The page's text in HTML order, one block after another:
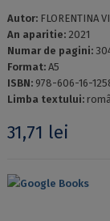
Autor: FLORENTINA
An aparitie: 2021
Numar de pagini:
Format: A5
ISBN: 978-606-16-
Limba textului:
31,71 lei
Google Books